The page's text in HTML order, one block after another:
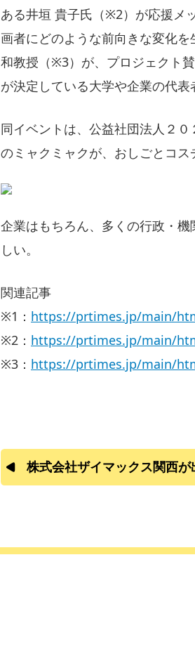
ある井垣 貴子氏（※2）が応援メ
画者にどのような前向きな変化
和教授（※3）が、プロジェクト
が決定している大学や企業の代表
同イベントは、公益社団法人２
のミャクミャクが、おしごとコス
企業はもちろん、多くの行政・
しい。
関連記事
※1： https://prtimes.jp/main/
※2： https://prtimes.jp/main/
※3： https://prtimes.jp/main/
株式会社ザイマックス関西が